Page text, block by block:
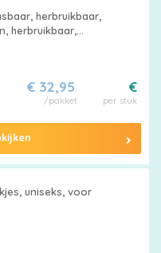
herbruikbaar,
herbruikbaar,
opwindend
€
per stuk
€ 32,95
/pakket
uniseks, voor